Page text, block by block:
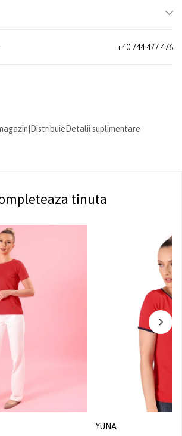
+40 744 477 476
Distribuie Detalii suplimentare
tinuta
YUNA